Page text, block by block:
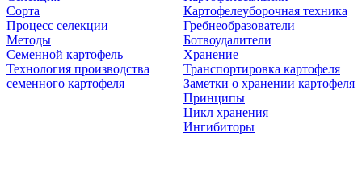
Сорта
Процесс селекции
Методы
Семенной картофель
Технология производства
семенного картофеля
Картофелеуборочная техника
Гребнеобразователи
Ботвоудалители
Хранение
Транспортировка картофеля
Заметки о хранении картофеля
Принципы
Цикл хранения
Ингибиторы